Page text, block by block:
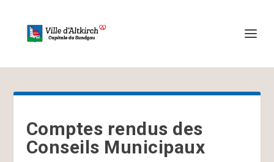
Comptes rendus des
Conseils Municipaux